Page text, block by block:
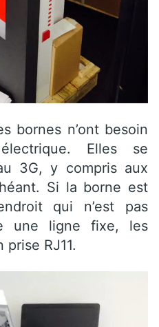
bornes n’ont besoin
Elles se
3G, y compris aux
Si la borne est
qui n’est pas
une ligne fixe, les
prise RJ11.